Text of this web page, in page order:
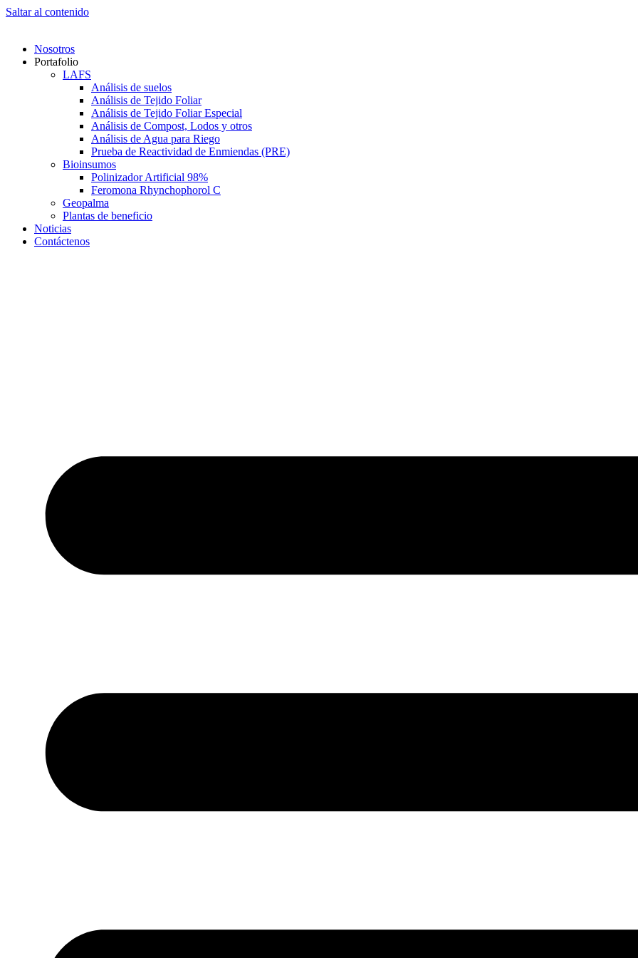
Saltar al contenido
Nosotros
Portafolio
LAFS
Análisis de suelos
Análisis de Tejido Foliar
Análisis de Tejido Foliar Especial
Análisis de Compost, Lodos y otros
Análisis de Agua para Riego
Prueba de Reactividad de Enmiendas (PRE)
Bioinsumos
Polinizador Artificial 98%
Feromona Rhynchophorol C
Geopalma
Plantas de beneficio
Noticias
Contáctenos